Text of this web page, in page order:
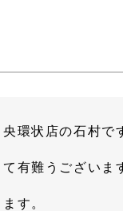
環状店の石村で
有難うございま
す。